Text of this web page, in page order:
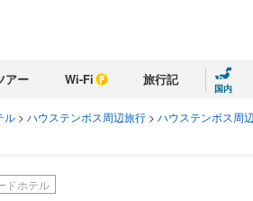
アー Wi-Fi 旅行記
国内
ル > ハウステンボス周辺旅行 > ハウステンボス周
ドホテル